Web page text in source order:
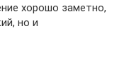
хорошо заметно,
но и